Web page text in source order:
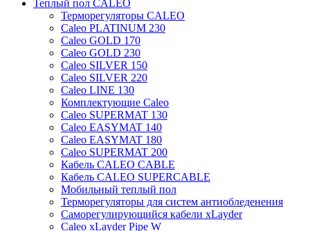
Теплый пол CALEO
Терморегуляторы CALEO
Caleo PLATINUM 230
Caleo GOLD 170
Caleo GOLD 230
Caleo SILVER 150
Caleo SILVER 220
Caleo LINE 130
Комплектующие Caleo
Caleo SUPERMAT 130
Caleo EASYMAT 140
Caleo EASYMAT 180
Caleo SUPERMAT 200
Кабель CALEO CABLE
Кабель CALEO SUPERCABLE
Мобильный теплый пол
Терморегуляторы для систем антиобледенения
Саморегулирующийся кабели xLayder
Caleo xLayder Pipe W